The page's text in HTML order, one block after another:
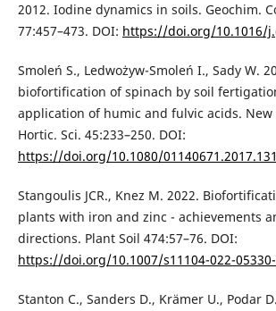
2012. Iodine dynamics in soils. Geochim.
77:457–473. DOI: https://doi.org/10.1016/
Smoleń S., Ledwożyw-Smoleń I., Sady W.
biofortification of spinach by soil
application of humic and fulvic acids. New
Hortic. Sci. 45:233–250. DOI:
https://doi.org/10.1080/
Stangoulis JCR., Knez M. 2022.
plants with iron and zinc - achievements
directions. Plant Soil 474:57–76. DOI:
https://doi.org/10.1007/s11104-022-
Stanton C., Sanders D., Krämer U., Podar